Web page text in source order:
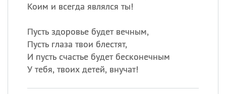
Коим и всегда являлся ты!
Пусть здоровье будет вечным,
Пусть глаза твои блестят,
И пусть счастье будет бесконечным
У тебя, твоих детей, внучат!